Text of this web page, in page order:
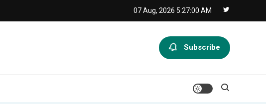
07 Aug, 2026 5:27:00 AM
Subscribe